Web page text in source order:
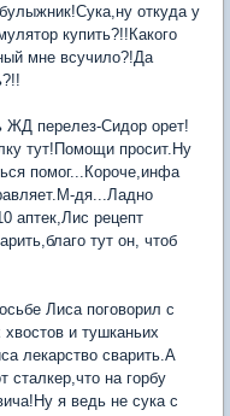
откуда у
купить?!!Какого
мне всучило?!Да
ЖД перелез-Сидор орет!
тут!Помощи просит.Ну
помог...Короче,инфа
дя...Ладно
аптек,Лис рецепт
тут он, чтоб
Лиса поговорил с
и тушканьих
лекарство сварить.А
сталкер,что на горбу
я ведь не сука с